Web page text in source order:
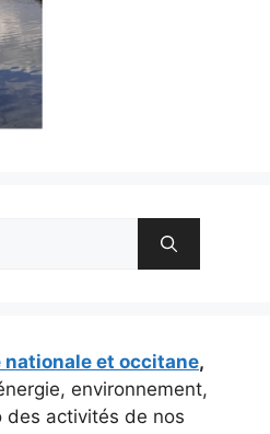
nationale et occitane,
environnement,
activités de nos